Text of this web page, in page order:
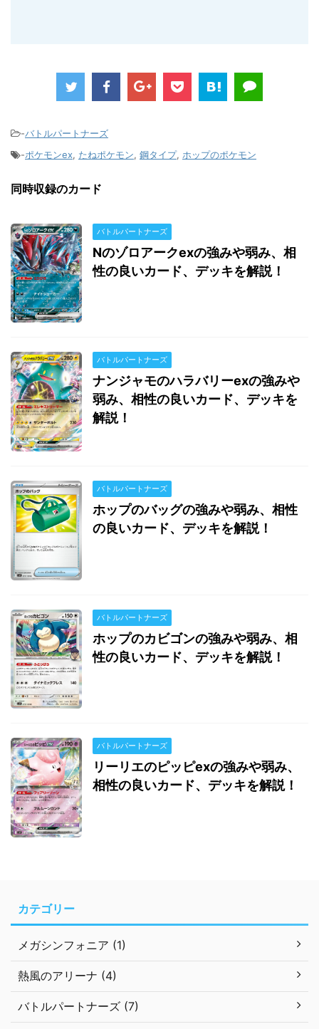
-バトルパートナーズ
-ポケモンex, たねポケモン, 鋼タイプ, ホップのポケモン
同時収録のカード
バトルパートナーズ
Nのゾロアークexの強みや弱み、相
性の良いカード、デッキを解説！
バトルパートナーズ
ナンジャモのハラバリーexの強みや
弱み、相性の良いカード、デッキを
解説！
バトルパートナーズ
ホップのバッグの強みや弱み、相性
の良いカード、デッキを解説！
バトルパートナーズ
ホップのカビゴンの強みや弱み、相
性の良いカード、デッキを解説！
バトルパートナーズ
リーリエのピッピexの強みや弱み、
相性の良いカード、デッキを解説！
カテゴリー
メガシンフォニア (1)
熱風のアリーナ (4)
バトルパートナーズ (7)